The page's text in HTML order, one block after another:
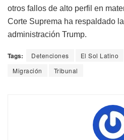
otros fallos de alto perfil en
Corte Suprema ha respaldado
administración Trump.
Tags: Detenciones El Sol Latino
Migración
Tribunal